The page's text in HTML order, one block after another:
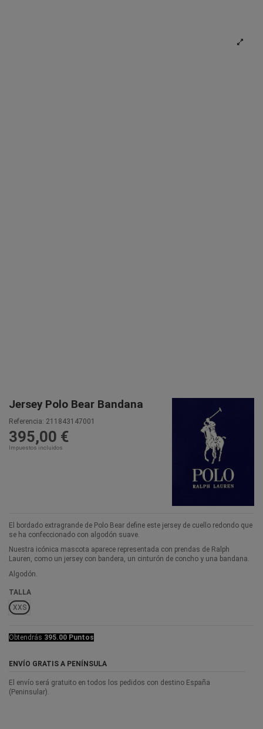
Jersey Polo Bear Bandana
Referencia: 211843147001
395,00 €
Impuestos incluidos
El bordado extragrande de Polo Bear define este jersey de cuello redondo que
se ha confeccionado con algodón suave.
Nuestra icónica mascota aparece representada con prendas de Ralph
Lauren, como un jersey con bandera, un cinturón de concho y una bandana.
Algodón.
TALLA
XXS
Obtendrás 395.00 Puntos
ENVÍO GRATIS A PENÍNSULA
El envío será gratuito en todos los pedidos con destino España
(Peninsular).